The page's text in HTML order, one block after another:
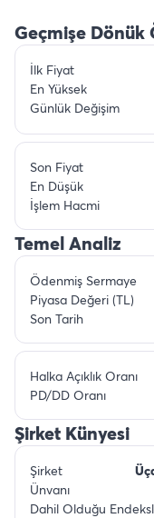
Geçmişe Dönük
İlk Fiyat
En Yüksek
Günlük Değişim
Son Fiyat
En Düşük
İşlem Hacmi
Temel Analiz
Ödenmiş Sermaye
Piyasa Değeri (TL)
Son Tarih
Halka Açıklık Oranı
PD/DD Oranı
Şirket Künyesi
Şirket
Ünvanı
Dahil Olduğu